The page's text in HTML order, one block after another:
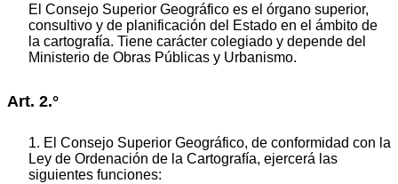
El Consejo Superior Geográfico es el órgano superior,
consultivo y de planificación del Estado en el ámbito de
la cartografía. Tiene carácter colegiado y depende del
Ministerio de Obras Públicas y Urbanismo.
Art. 2.°
1. El Consejo Superior Geográfico, de conformidad con la
Ley de Ordenación de la Cartografía, ejercerá las
siguientes funciones: